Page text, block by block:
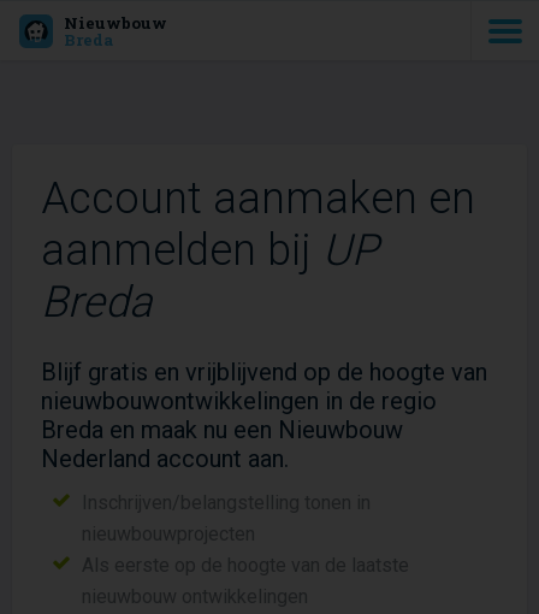
Nieuwbouw
Breda
Account aanmaken en
aanmelden bij UP
Breda
Blijf gratis en vrijblijvend op de hoogte van
nieuwbouwontwikkelingen in de regio
Breda en maak nu een Nieuwbouw
Nederland account aan.
Inschrijven/belangstelling tonen in
nieuwbouwprojecten
Als eerste op de hoogte van de laatste
nieuwbouw ontwikkelingen